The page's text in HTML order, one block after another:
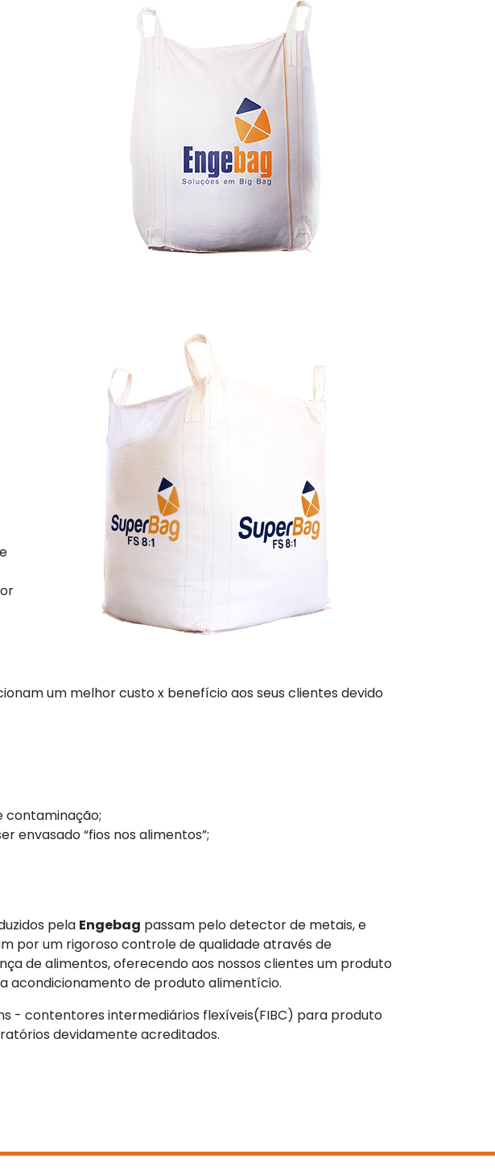
um melhor custo x benefício aos seus clientes devido
contaminação;
envasado “fios nos alimentos”;
pela Engebag passam pelo detector de metais, e
por um rigoroso controle de qualidade através de
de alimentos, oferecendo aos nossos clientes um produto
acondicionamento de produto alimentício.
- contentores intermediários flexíveis(FIBC) para produto
devidamente acreditados.